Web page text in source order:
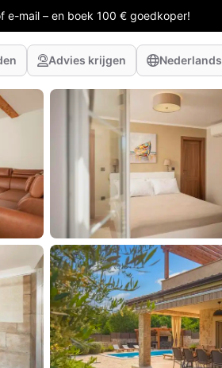
e-mail – en boek 100 € goedkoper!
Advies krijgen Nederlands